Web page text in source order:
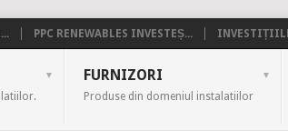
PPC RENEWABLES INVESTEȘ...
FURNIZORI
Produse din domeniul instalatiilor